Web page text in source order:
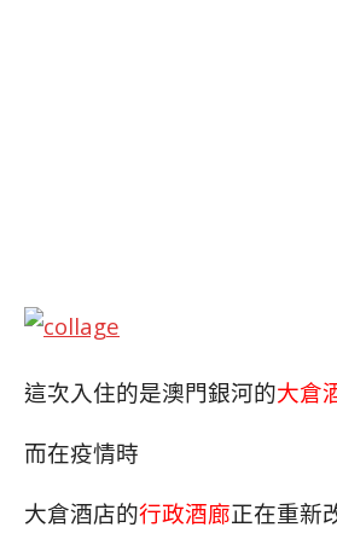
這次入住的是澳門銀河的大倉
而在疫情時
大倉酒店的行政酒廊正在重新